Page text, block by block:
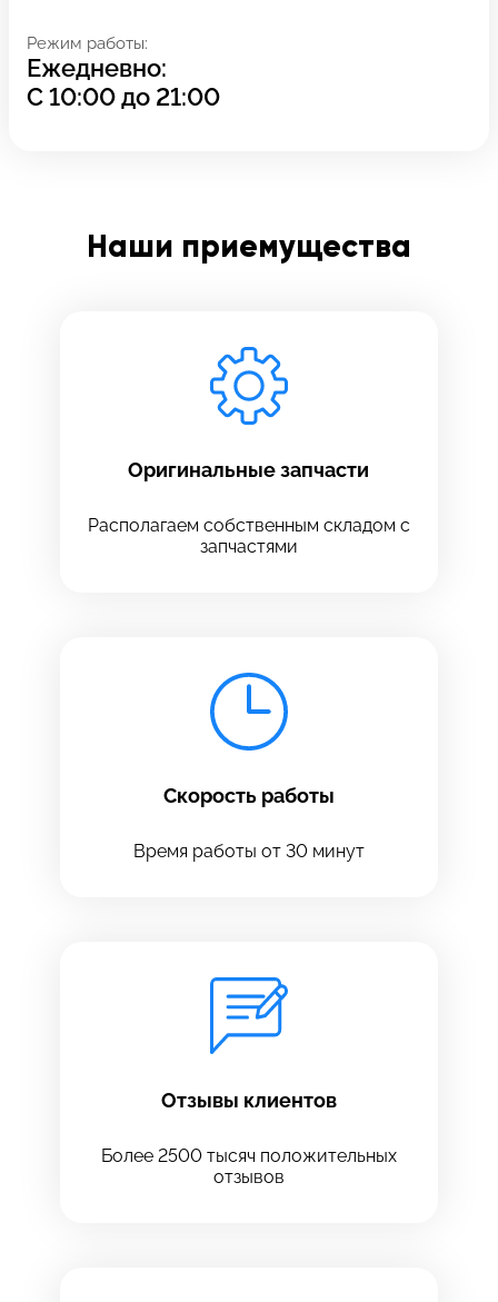
Режим работы:
Ежедневно:
С10:00до 21:00
Наши приемущества
Оригинальные запчасти
Располагаем собственным складом с
запчастями
Скорость работы
Время работы от 30 минут
Отзывы клиентов
Более 2500 тысяч положительных
отзывов
Задать вопрос
Отправить
Оставьте свой
Заполните все необходимые поля
Введите номер договора